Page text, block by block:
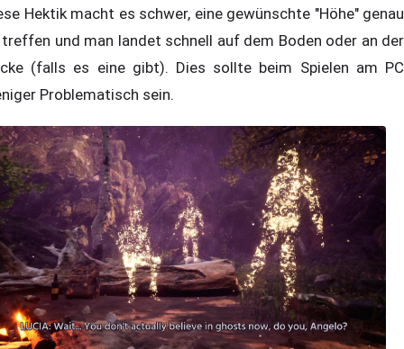
Hektik macht es schwer, eine gewünschte "Höhe" genau
und man landet schnell auf dem Boden oder an der
(falls es eine gibt). Dies sollte beim Spielen am PC
Problematisch sein.